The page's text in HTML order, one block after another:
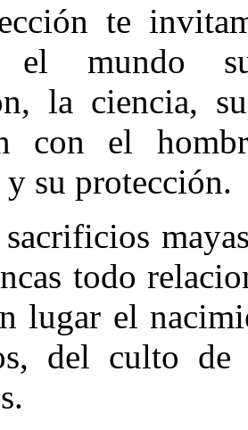
te
el mundo
la ciencia,
con el
su protección.
todo
lugar el
del culto